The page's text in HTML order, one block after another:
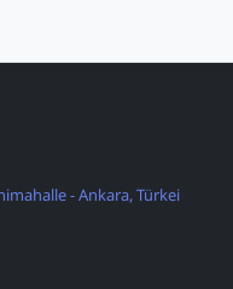
- Ankara, Türkei